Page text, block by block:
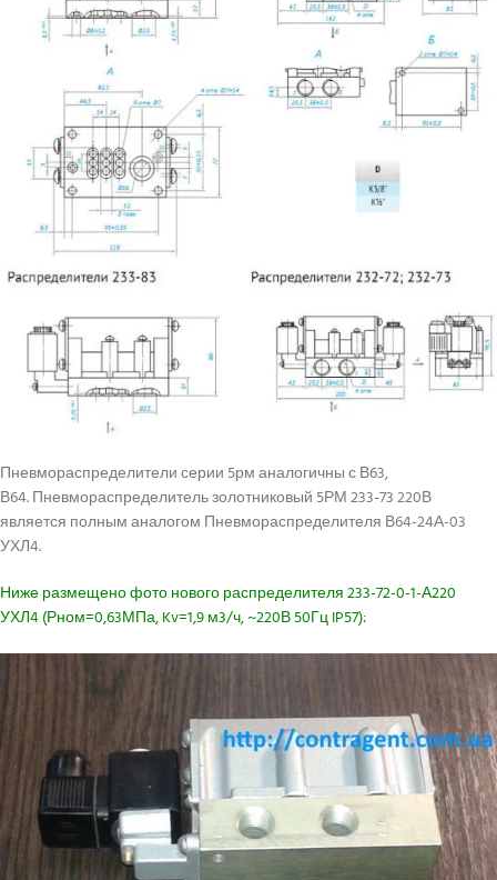
Пневмораспределители серии 5рм аналогичны с В63,
В64. Пневмораспределитель золотниковый 5РМ 233-73 220В
является полным аналогом Пневмораспределителя В64-24А-03
УХЛ4.
Ниже размещено фото нового распределителя 233-72-0-1-А220
УХЛ4 (Рном=0,63МПа, Kv=1,9 м3/ч, ~220В 50Гц IP57):